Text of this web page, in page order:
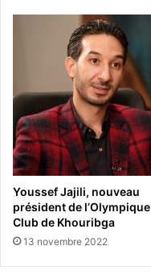
Youssef Jajili, nouveau
président de l’Olympique
Club de Khouribga
13 novembre 2022